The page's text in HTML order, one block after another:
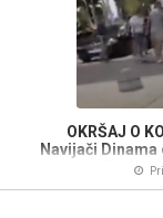
OKRŠAJ O
Navijači
napali